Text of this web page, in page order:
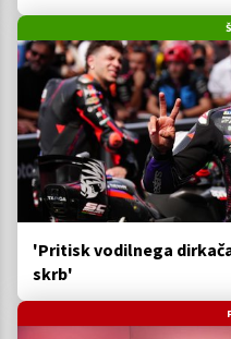
'Pritisk vodilnega
skrb'